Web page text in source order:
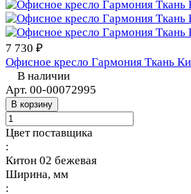
7 730 ₽
Офисное кресло Гармония Ткань
В наличии
Арт. 00-00072995
В корзину
Цвет поставщика
:
Китон 02 бежевая
Ширина, мм
: